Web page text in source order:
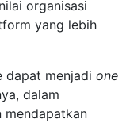
organisasi
yang lebih
dapat menjadi one
dalam
mendapatkan